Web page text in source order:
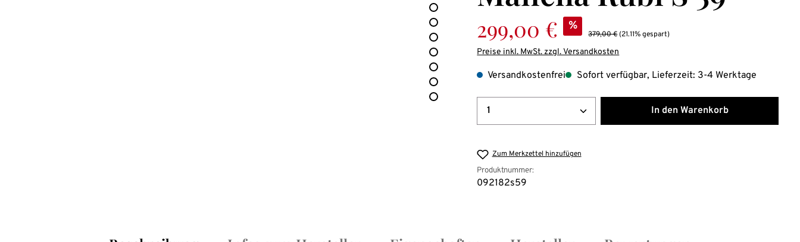
299,00 € %
Regulärer Preis:
379,00 € (21.11% gespart)
Preise inkl. MwSt. zzgl. Versandkosten
Versandkostenfrei Sofort verfügbar, Lieferzeit: 3-4 Werktage
Produkt Anzahl: Gib den gewünschten Wert ein
In den Warenkorb
Zum Merkzettel hinzufügen
Produktnummer:
092182s59